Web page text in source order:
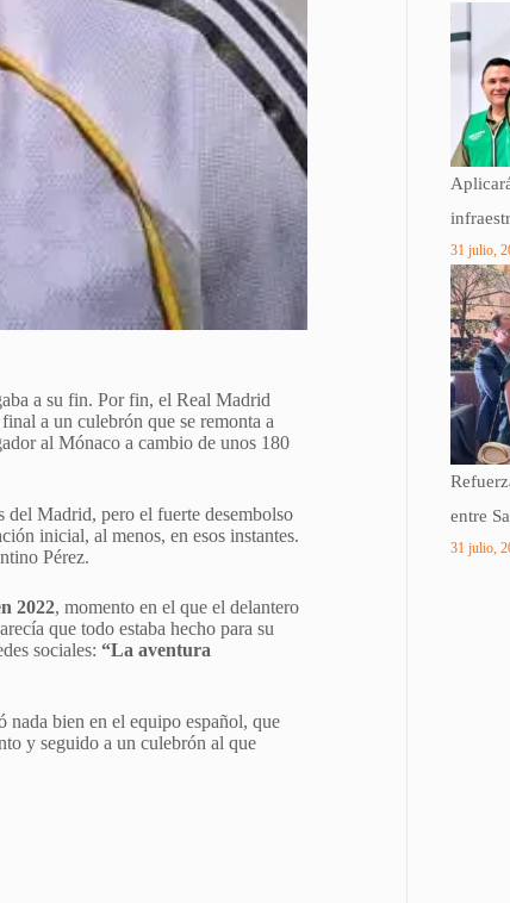
a su fin. Por fin, el Real Madrid
a un culebrón que se remonta a
al Mónaco a cambio de unos 180
del Madrid, pero el fuerte desembolso
inicial, al menos, en esos instantes.
Pérez.
2022, momento en el que el delantero
que todo estaba hecho para su
sociales: “La aventura
nada bien en el equipo español, que
y seguido a un culebrón al que
31 julio,
entre
31 julio,